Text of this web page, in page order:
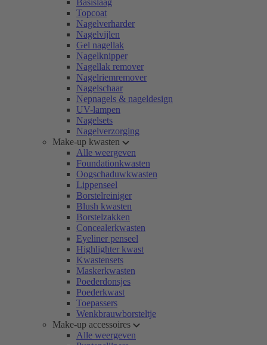
Basislaag
Topcoat
Nagelverharder
Nagelvijlen
Gel nagellak
Nagelknipper
Nagellak remover
Nagelriemremover
Nagelschaar
Nepnagels & nageldesign
UV-lampen
Nagelsets
Nagelverzorging
Make-up kwasten
Alle weergeven
Foundationkwasten
Oogschaduwkwasten
Lippenseel
Borstelreiniger
Blush kwasten
Borstelzakken
Concealerkwasten
Eyeliner penseel
Highlighter kwast
Kwastensets
Maskerkwasten
Poederdonsjes
Poederkwast
Toepassers
Wenkbrauwborsteltje
Make-up accessoires
Alle weergeven